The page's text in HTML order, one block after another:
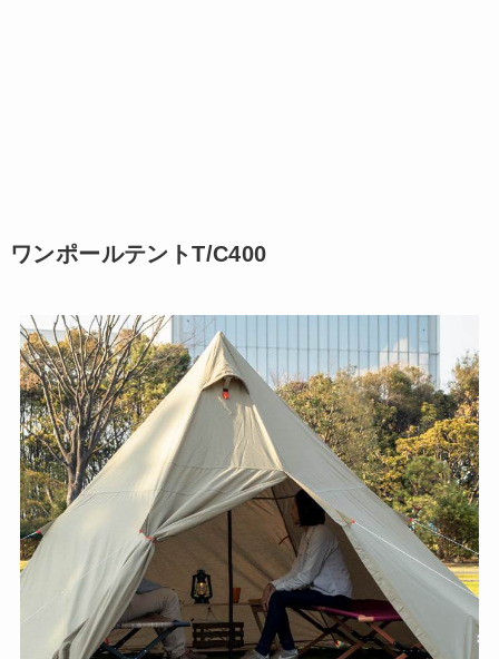
ワンポールテントT/C400